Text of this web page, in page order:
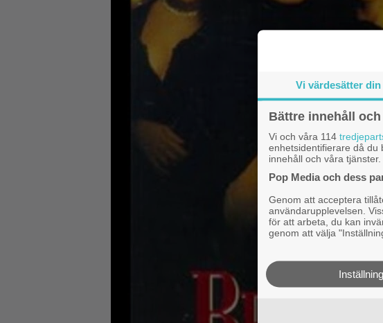
Vi värdesätter
Bättre innehåll
Vi och våra 114
enhetsidentifierare då du
innehåll och våra tjänster.
Pop Media och dess
Genom att acceptera
användarupplevelsen.
för att arbeta, du kan
genom att välja